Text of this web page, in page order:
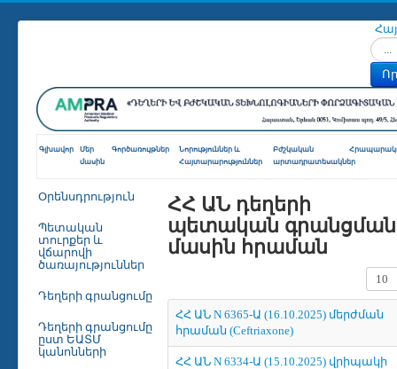
Գլխավոր
Մեր
մասին
Գործառույթներ
Նորություններ և
Հայտարարություններ
Բժշկական
արտադրատեսակներ
Օրենսդրություն
Պետական
տուրքեր և
վճարովի
ծառայություններ
Դեղերի գրանցումը
Դեղերի գրանցումը
ըստ ԵԱՏՄ
կանոնների
ՀՀ ԱՆ դեղերի
պետական գրանցման
մասին հրաման
ՀՀ ԱՆ N 6365-Ա (16.10.2025) մերժման
հրաման (Ceftriaxone)
ՀՀ ԱՆ N 6334-Ա (15.10.2025) վրիպակի